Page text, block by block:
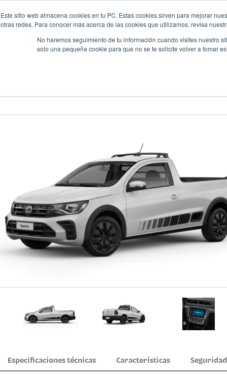
Este sitio web almacena cookies en tu PC. Estas cookies sirven para mejorar
otras redes. Para conocer más acerca de las cookies que utilizamos, revisa
No haremos seguimiento de tu información cuando visites nuestro
solo una pequeña cookie para que no se te solicite volver a tomar
Especificaciones técnicas Características Seguridad